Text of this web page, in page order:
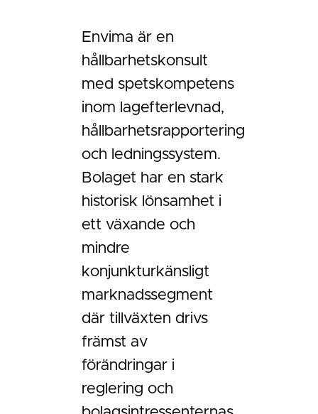
Envima är en
hållbarhetskonsult
med spetskompetens
inom lagefterlevnad,
hållbarhetsrapportering
och ledningssystem.
Bolaget har en stark
historisk lönsamhet i
ett växande och
mindre
konjunkturkänsligt
marknadssegment
där tillväxten drivs
främst av
förändringar i
reglering och